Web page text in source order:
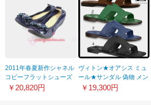
2011年春夏新作シャネル
コピーフラットシューズ
ブルー CH0185
￥20,820円
ヴィトン★オアシス ミュ
ール★サンダル 偽物 メン
ズ 4色 PGC30N
￥19,300円